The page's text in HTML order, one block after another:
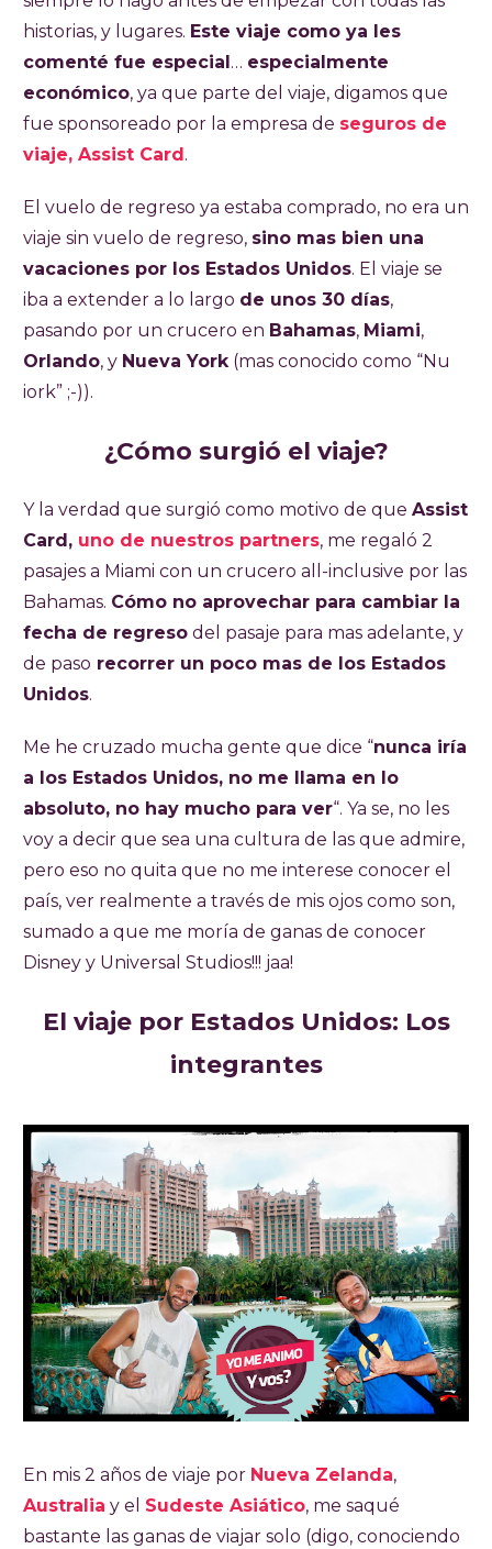
historias, y lugares. Este viaje como ya les
comenté fue especial … especialmente
económico, ya que parte del viaje, digamos que
fue sponsoreado por la empresa de seguros de
viaje, Assist Card .
El vuelo de regreso ya estaba comprado, no era un
viaje sin vuelo de regreso, sino mas bien una
vacaciones por los Estados Unidos. El viaje se
iba a extender a lo largo de unos 30 días,
pasando por un crucero en Bahamas, Miami,
Orlando, y Nueva York(mas conocido como “Nu
iork” ;-)).
¿Cómo surgió el viaje?
Y la verdad que surgió como motivo de que Assist
Card, uno de nuestros partners, me regaló 2
pasajes a Miami con un crucero all-inclusive por las
Bahamas. Cómo no aprovechar para cambiar la
fecha de regreso del pasaje para mas adelante, y
de paso recorrer un poco mas de los Estados
Unidos.
Me he cruzado mucha gente que dice “nunca iría
a los Estados Unidos, no me llama en lo
absoluto, no hay mucho para ver“. Ya se, no les
voy a decir que sea una cultura de las que admire,
pero eso no quita que no me interese conocer el
país, ver realmente a través de mis ojos como son,
sumado a que me moría de ganas de conocer
Disney y Universal Studios!!! jaa!
El viaje por Estados Unidos: Los
integrantes
En mis 2 años de viaje por Nueva Zelanda,
Australia y el Sudeste Asiático, me saqué
bastante las ganas de viajar solo (digo, conociendo